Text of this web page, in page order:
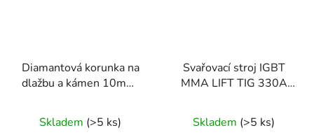
Diamantová korunka na
dlažbu a kámen 10mm,
Skladem (>5 ks)
Svařovací stroj IGBT
MMA LIFT TIG 330A
Skladem (>5 ks)